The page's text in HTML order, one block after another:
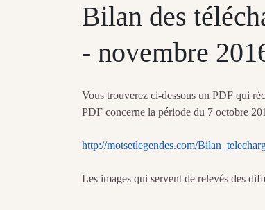
Bilan des
- novembre
Vous trouverez ci-dessous un PDF qui
PDF concerne la période du 7 octobre
http://motsetlegendes.com/
Les images qui servent de relevés des